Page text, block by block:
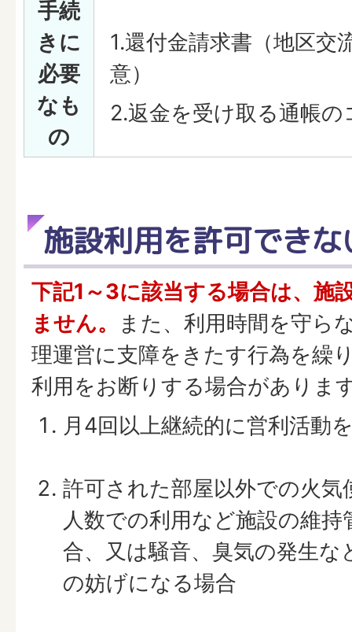
手続
きに
必要
なも
の
1.還付金請求書（地区交
意）
2.返金を受け取る通帳の
施設利用を許可できな
下記1～3に該当する場合は、施
ません。
また、利用時間を守ら
理運営に支障をきたす行為を繰
利用をお断りする場合がありま
月4回以上継続的に営利活動
許可された部屋以外での火気
人数での利用など施設の維
合、又は騒音、臭気の発生な
の妨げになる場合